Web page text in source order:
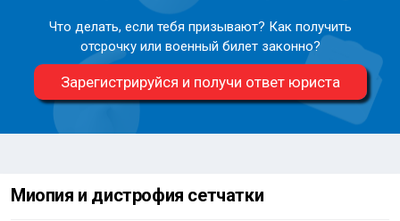
Что делать, если тебя призывают? Как получить
отсрочку или военный билет законно?
Зарегистрируйся и получи ответ юриста
Миопия и дистрофия сетчатки